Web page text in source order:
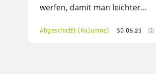
werfen, damit man leichter…
Abgeschafft (Kolumne) 30.05.23